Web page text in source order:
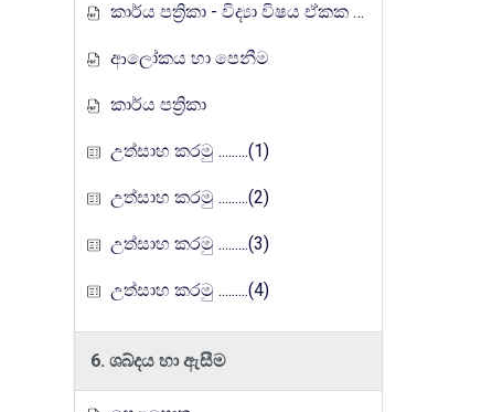
කාර්ය පත්‍රිකා - විද්‍යා විෂය ඒකක සංවර්ධන වැඩසටහන, මතුගම අධ්‍යාපන කලාපය
ආලෝකය හා පෙනීම
කාර්ය පත්‍රිකා
උත්සාහ කරමු .........(1)
උත්සාහ කරමු .........(2)
උත්සාහ කරමු .........(3)
උත්සාහ කරමු .........(4)
6. ශබ්දය හා ඇසීම